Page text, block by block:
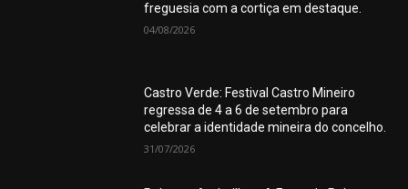
freguesia com a cortiça em destaque.
04/08/2026
Castro Verde: Festival Castro Mineiro
regressa de 4 a 6 de setembro para
celebrar a identidade mineira do concelho.
31/07/2026